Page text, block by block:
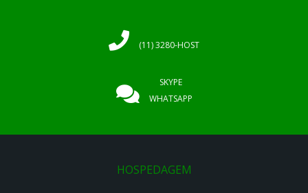
(11) 3280-HOST
SKYPE
WHATSAPP
HOSPEDAGEM